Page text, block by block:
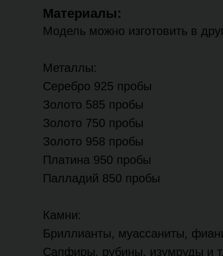
Материалы:
Модель можно изготовить в
Металлы:
Серебро 925 пробы
Золото 585 пробы
Золото 750 пробы
Золото 958 пробы
Платина 950 пробы
Палладий 850 пробы
Камни:
Бриллианты, муассаниты,
Сапфиры, рубины, изумруды и